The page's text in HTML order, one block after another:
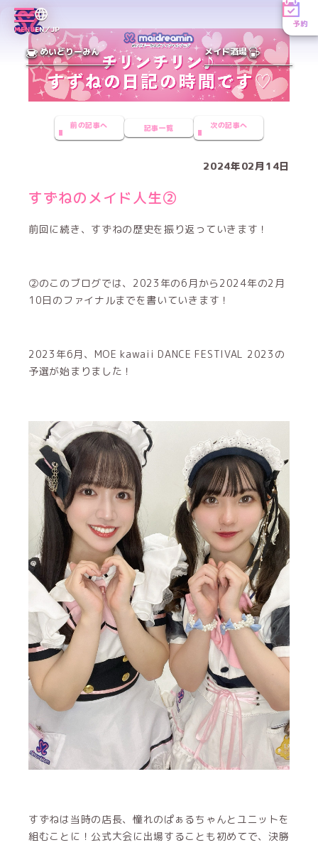
MENUEN／JP
予約
めいどりーみん メイド酒場
前の記事へ 記事一覧 次の記事へ
2024年02月14日
すずねのメイド人生②
前回に続き、すずねの歴史を振り返っていきます！
②のこのブログでは、2023年の6月から2024年の2月
10日のファイナルまでを書いていきます！
2023年6月、MOE kawaii DANCE FESTIVAL 2023の
予選が始まりました！
すずねは当時の店長、憧れのぱぁるちゃんとユニットを
組むことに！公式大会に出場することも初めてで、決勝